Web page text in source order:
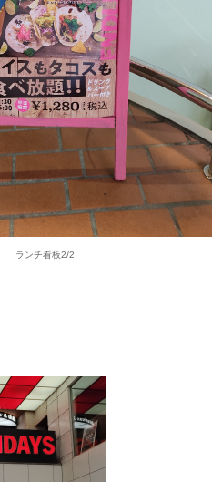
ランチ看板2/2